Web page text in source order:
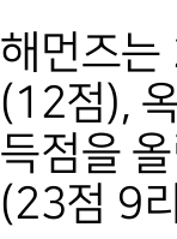
해먼즈는
(12점),
득점을
(23점 9